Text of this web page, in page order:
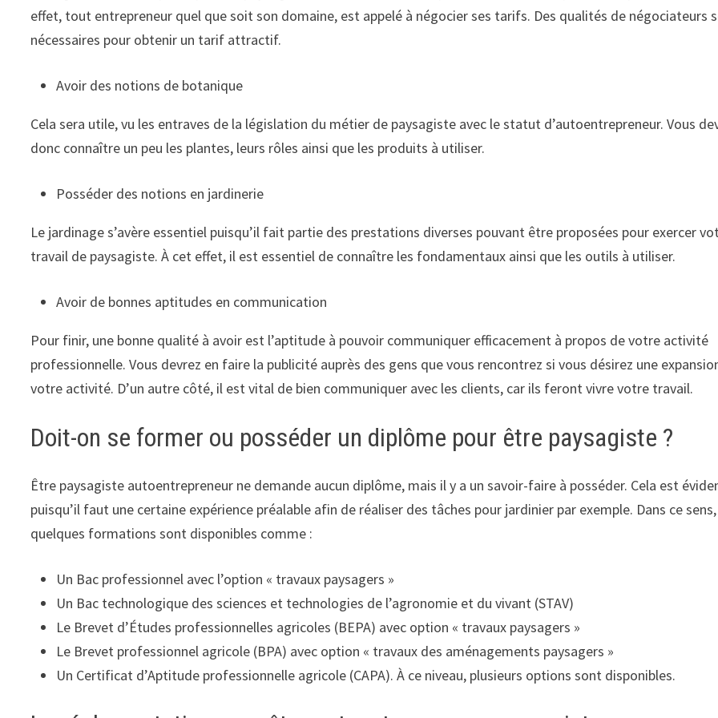
effet, tout entrepreneur quel que soit son domaine, est appelé à négocier ses tarifs. Des qualités de négociateurs
nécessaires pour obtenir un tarif attractif.
Avoir des notions de botanique
Cela sera utile, vu les entraves de la législation du métier de paysagiste avec le statut d’autoentrepreneur. Vous
donc connaître un peu les plantes, leurs rôles ainsi que les produits à utiliser.
Posséder des notions en jardinerie
Le jardinage s’avère essentiel puisqu’il fait partie des prestations diverses pouvant être proposées pour exercer
travail de paysagiste. À cet effet, il est essentiel de connaître les fondamentaux ainsi que les outils à utiliser.
Avoir de bonnes aptitudes en communication
Pour finir, une bonne qualité à avoir est l’aptitude à pouvoir communiquer efficacement à propos de votre activité
professionnelle. Vous devrez en faire la publicité auprès des gens que vous rencontrez si vous désirez une
votre activité. D’un autre côté, il est vital de bien communiquer avec les clients, car ils feront vivre votre travail.
Doit-on se former ou posséder un diplôme pour être paysagiste ?
Être paysagiste autoentrepreneur ne demande aucun diplôme, mais il y a un savoir-faire à posséder. Cela est
puisqu’il faut une certaine expérience préalable afin de réaliser des tâches pour jardinier par exemple. Dans ce sens,
quelques formations sont disponibles comme :
Un Bac professionnel avec l’option « travaux paysagers »
Un Bac technologique des sciences et technologies de l’agronomie et du vivant (STAV)
Le Brevet d’Études professionnelles agricoles (BEPA) avec option « travaux paysagers »
Le Brevet professionnel agricole (BPA) avec option « travaux des aménagements paysagers »
Un Certificat d’Aptitude professionnelle agricole (CAPA). À ce niveau, plusieurs options sont disponibles.